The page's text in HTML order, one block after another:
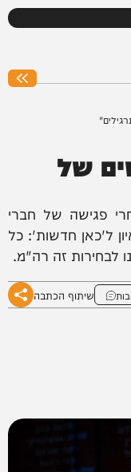
של
פגישה של חברי
ל'כאן חדשות': כל
לבחירות זה רה"מ.
שיתוף הכתבה